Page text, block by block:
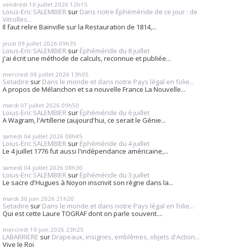
vendredi 10 juillet 2026 12h15
Loius-Eric SALEMBIER sur Dans notre Éphéméride de ce jour : de
Vitrolles...
Il faut relire Bainville sur la Restauration de 1814,...
jeudi 09 juillet 2026 09h35
Loius-Eric SALEMBIER sur Éphéméride du 8 juillet
j'ai écrit une méthode de calculs, reconnue et publiée...
mercredi 08 juillet 2026 13h05
Setadire sur Dans le monde et dans notre Pays légal en folie...
A propos de Mélanchon et sa nouvelle France La Nouvelle...
mardi 07 juillet 2026 09h50
Loius-Eric SALEMBIER sur Éphéméride du 6 juillet
A Wagram, l'Artillerie (aujourd'hui, ce serait le Génie...
samedi 04 juillet 2026 08h45
Loius-Eric SALEMBIER sur Éphéméride du 4 juillet
Le 4 juillet 1776 fut aussi l'indépendance américaine,...
samedi 04 juillet 2026 08h30
Loius-Eric SALEMBIER sur Éphéméride du 3 juillet
Le sacre d'Hugues à Noyon inscrivit son règne dans la...
mardi 30 juin 2026 21h20
Setadire sur Dans le monde et dans notre Pays légal en folie...
Qui est cette Laure TOGRAF dont on parle souvent....
mercredi 10 juin 2026 23h25
LABARRIERE sur Drapeaux, insignes, emblèmes, objets d'Action...
Vive le Roi